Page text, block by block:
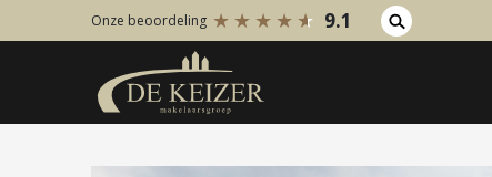
Koopaanbod
Onze beoordeling 9.1